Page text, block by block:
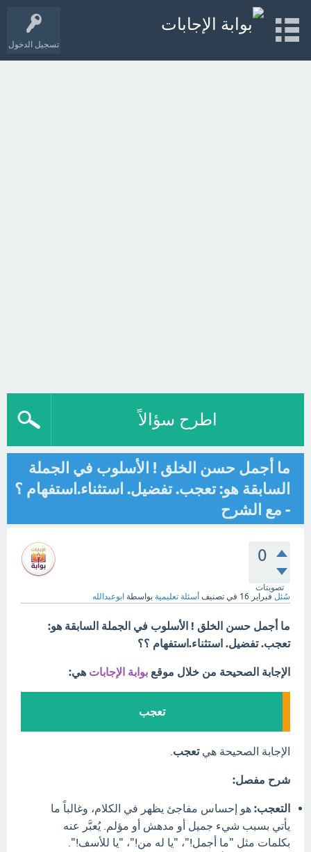
تسجيل الدخول
اطرح سؤالاً
ما أجمل حسن الخلق ! الأسلوب في الجملة
السابقة هو: تعجب. تفضيل. استثناء.استفهام ؟
- مع الشرح
0
تصويتات
سُئل فبراير 16 في تصنيف أسئلة تعليمية بواسطة ابوعبدالله
ما أجمل حسن الخلق ! الأسلوب في الجملة السابقة هو:
تعجب. تفضيل. استثناء.استفهام ؟؟
الإجابة الصحيحة من خلال موقع بوابة الإجابات هي:
تعجب
الإجابة الصحيحة هيتعجب
شرح مفصل:
التعجب: هو إحساس مفاجئ يظهر في الكلام، وغالباً ما
يأتي بسبب شيء جميل أو مدهش أو مؤلم. يُعبَّر عنه
بكلمات مثل "ما أجمل!"، "يا له من!"، "يا للأسف!".